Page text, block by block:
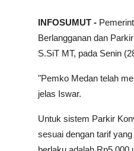
INFOSUMUT -
Berlangganan dan
S.SiT MT, pada Senin
"Pemko Medan telah
jelas Iswar.
Untuk sistem Parkir
sesuai dengan tarif